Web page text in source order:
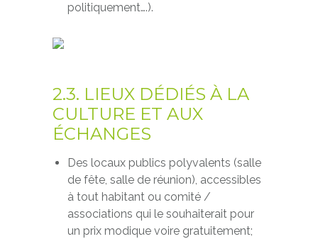
politiquement….).
2.3. LIEUX DÉDIÉS À LA
CULTURE ET AUX
ÉCHANGES
Des locaux publics polyvalents (salle
de fête, salle de réunion), accessibles
à tout habitant ou comité /
associations qui le souhaiterait pour
un prix modique voire gratuitement;